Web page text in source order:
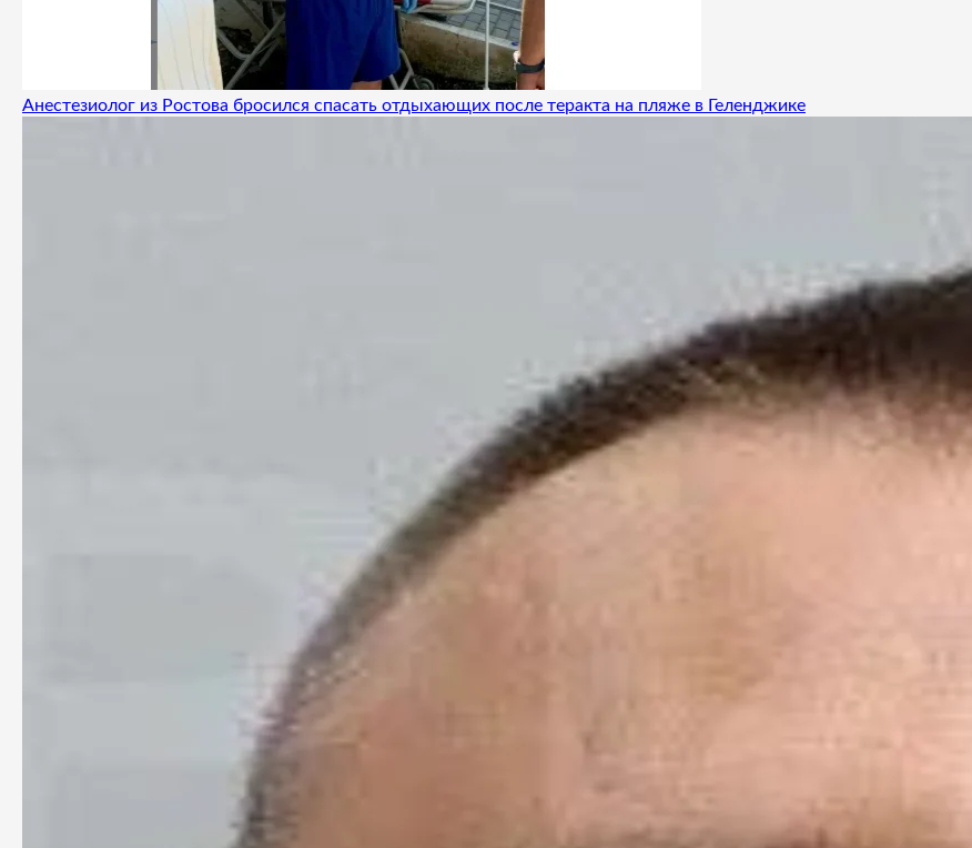
Анестезиолог из Ростова бросился спасать отдыхающих после теракта на пляже в Геленджике